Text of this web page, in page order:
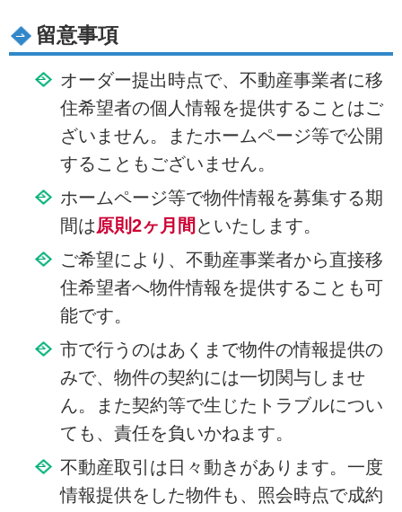
留意事項
オーダー提出時点で、不動産事業者に移
住希望者の個人情報を提供することはご
ざいません。またホームページ等で公開
することもございません。
ホームページ等で物件情報を募集する期
間は原則2ヶ月間 といたします。
ご希望により、不動産事業者から直接移
住希望者へ物件情報を提供することも可
能です。
市で行うのはあくまで物件の情報提供の
みで、物件の契約には一切関与しませ
ん。また契約等で生じたトラブルについ
ても、責任を負いかねます。
不動産取引は日々動きがあります。一度
情報提供をした物件も、照会時点で成約